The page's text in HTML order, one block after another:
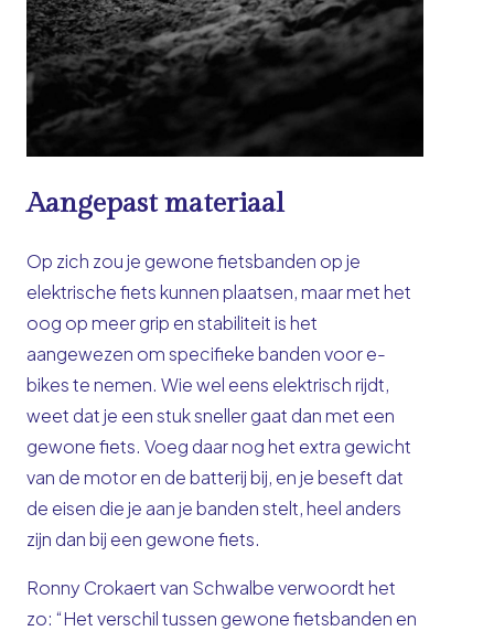
Aangepast materiaal
Op zich zou je gewone fietsbanden op je
elektrische fiets kunnen plaatsen, maar met het
oog op meer grip en stabiliteit is het
aangewezen om specifieke banden voor e-
bikes te nemen. Wie wel eens elektrisch rijdt,
weet dat je een stuk sneller gaat dan met een
gewone fiets. Voeg daar nog het extra gewicht
van de motor en de batterij bij, en je beseft dat
de eisen die je aan je banden stelt, heel anders
zijn dan bij een gewone fiets.
Ronny Crokaert van Schwalbe verwoordt het
zo: “Het verschil tussen gewone fietsbanden en